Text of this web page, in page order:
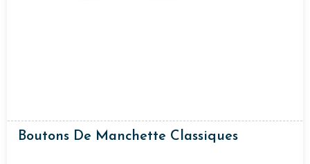
Boutons De Manchette Classiques